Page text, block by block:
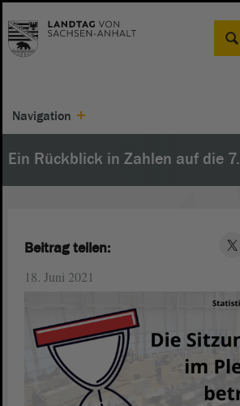
Suche
Navigation
Ein Rückblick in Zahlen auf die
18. Juni 2021
Beitrag teilen: